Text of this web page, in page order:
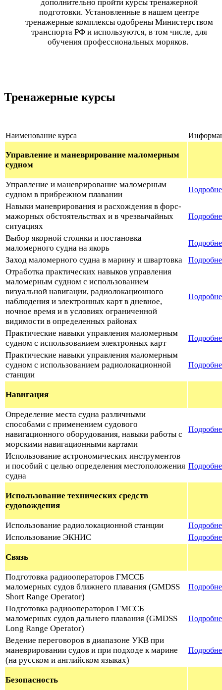
дополнительно пройти курсы тренажерной
подготовки. Установленные в нашем центре
тренажерные комплексы одобрены Министерством
транспорта РФ и используются, в том числе, для
обучения профессиональных моряков.
Тренажерные курсы
Наименование курса
Управление и маневрирование маломерным
судном
Управление и маневрирование маломерным
судном в прибрежном плавании
Навыки маневрирования и расхождения в форс-
мажорных обстоятельствах и в чрезвычайных
ситуациях
Выбор якорной стоянки и постановка
маломерного судна на якорь
Заход маломерного судна в марину и швартовка
Отработка практических навыков управления
маломерным судном с использованием
визуальной навигации, радиолокационного
наблюдения и электронных карт в дневное,
ночное время и в условиях ограниченной
видимости в определенных районах
Практические навыки управления маломерным
судном с использованием электронных карт
Практические навыки управления маломерным
судном с использованием радиолокационной
станции
Навигация
Определение места судна различными
способами с применением судового
навигационного оборудования, навыки работы с
морскими навигационными картами
Использование астрономических инструментов
и пособий с целью определения местоположения
судна
Использование технических средств
судовождения
Использование радиолокационной станции
Использование ЭКНИС
Связь
Подготовка радиооператоров ГМССБ
маломерных судов ближнего плавания (GMDSS
Short Range Operator)
Подготовка радиооператоров ГМССБ
маломерных судов дальнего плавания (GMDSS
Long Range Operator)
Ведение переговоров в диапазоне УКВ при
маневрировании судов и при подходе к марине
(на русском и английском языках)
Безопасность